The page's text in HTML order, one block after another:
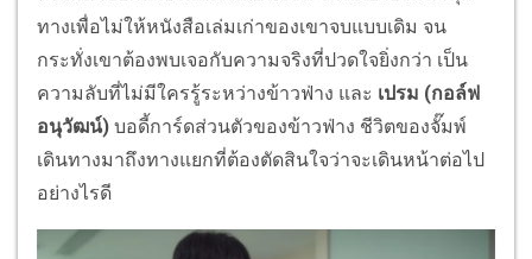
ทางเพื่อไม่ให้หนังสือเล่มเก่าของเขาจบแบบเดิม จน
กระทั่งเขาต้องพบเจอกับความจริงที่ปวดใจยิ่งกว่า เป็น
ความลับที่ไม่มีใครรู้ระหว่างข้าวฟ่าง และ เปรม (กอล์ฟ
อนุวัฒน์) บอดี้การ์ดส่วนตัวของข้าวฟ่าง ชีวิตของจั๊มพ์
เดินทางมาถึงทางแยกที่ต้องตัดสินใจว่าจะเดินหน้าต่อไป
อย่างไรดี